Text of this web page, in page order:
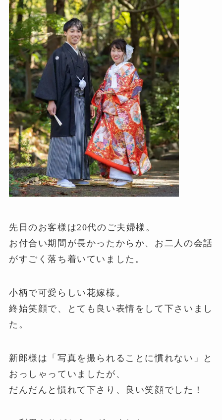
先日のお客様は20代のご夫婦様。
お付合い期間が長かったからか、お二人の会話
がすごく落ち着いていました。
小柄で可愛らしい花嫁様。
終始笑顔で、とても良い表情をして下さいまし
た。
新郎様は「写真を撮られることに慣れない」と
おっしゃっていましたが、
だんだんと慣れて下さり、良い笑顔でした！